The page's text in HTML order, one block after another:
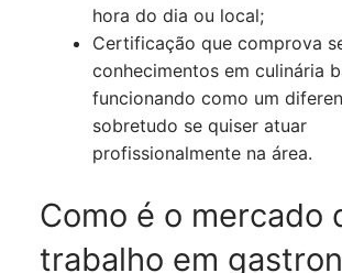
hora do dia ou local;
Certificação que comprova
conhecimentos em culinária
funcionando como um
sobretudo se quiser atuar
profissionalmente na área.
Como é o mercado
trabalho em